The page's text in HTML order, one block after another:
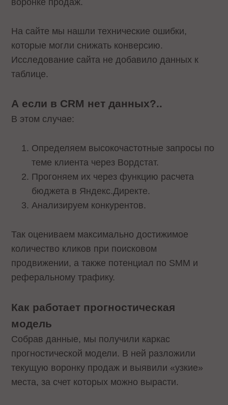
На сайте мы нашли технические ошибки,
которые могли снижать конверсию.
Исследование сайта не добавило данных к
таблице.
А если в CRM нет данных?..
В этом случае:
Определяем высокочастотные запросы по
теме клиента через Вордстат.
Прогоняем их через функцию расчета
бюджета в Яндекс.Директе.
Анализируем конкурентов.
Так оцениваем максимально достижимое
количество кликов при поисковом
продвижении, а также потенциал по SMM и
реферальному трафику.
Как работает прогностическая
модель
Собрав данные, мы получили каркас
прогностической модели. В ней разложили
текущую воронку продаж и выявили «узкие»
места, за счет которых можно вырасти.